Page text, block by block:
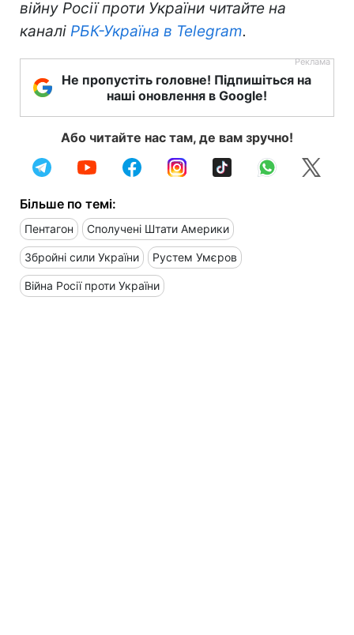
війну Росії проти України читайте на
каналі РБК-Україна в Telegram.
Не пропустіть головне! Підпишіться на
наші оновлення в Google!
Або читайте нас там, де вам зручно!
Більше по темі:
Пентагон Сполучені Штати Америки
Збройні сили України Рустем Умєров
Війна Росії проти України